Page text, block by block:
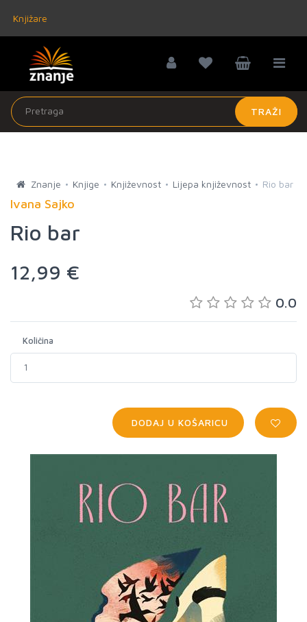
Knjižare
TRAŽI
Znanje Knjige Književnost Lijepa književnost Rio bar
Ivana Sajko
Rio bar
12,99 €
0.0
Količina
DODAJ U KOŠARICU